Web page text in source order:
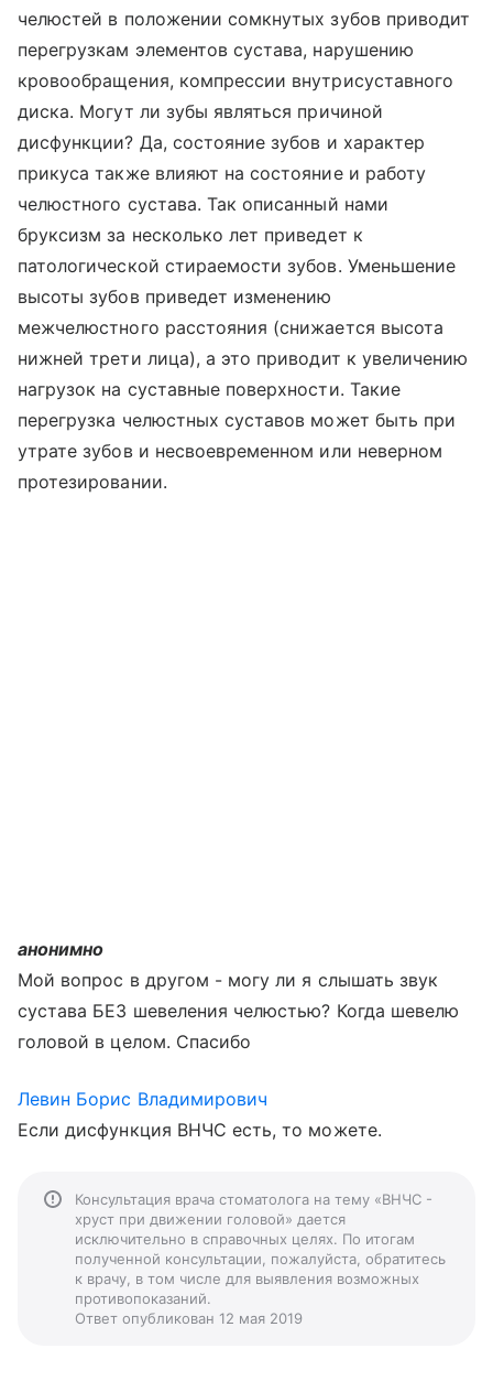
челюстей в положении сомкнутых зубов приводит
перегрузкам элементов сустава, нарушению
кровообращения, компрессии внутрисуставного
диска. Могут ли зубы являться причиной
дисфункции? Да, состояние зубов и характер
прикуса также влияют на состояние и работу
челюстного сустава. Так описанный нами
бруксизм за несколько лет приведет к
патологической стираемости зубов. Уменьшение
высоты зубов приведет изменению
межчелюстного расстояния (снижается высота
нижней трети лица), а это приводит к увеличению
нагрузок на суставные поверхности. Такие
перегрузка челюстных суставов может быть при
утрате зубов и несвоевременном или неверном
протезировании.
анонимно
Мой вопрос в другом - могу ли я слышать звук
сустава БЕЗ шевеления челюстью? Когда шевелю
головой в целом. Спасибо
Левин Борис Владимирович
Если дисфункция ВНЧС есть, то можете.
Консультация врача стоматолога на тему «ВНЧС -
хруст при движении головой» дается
исключительно в справочных целях. По итогам
полученной консультации, пожалуйста, обратитесь
к врачу, в том числе для выявления возможных
противопоказаний.
Ответ опубликован 12 мая 2019